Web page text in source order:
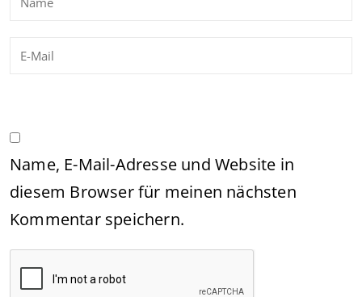
Name, E-Mail-Adresse und Website in
diesem Browser für meinen nächsten
Kommentar speichern.